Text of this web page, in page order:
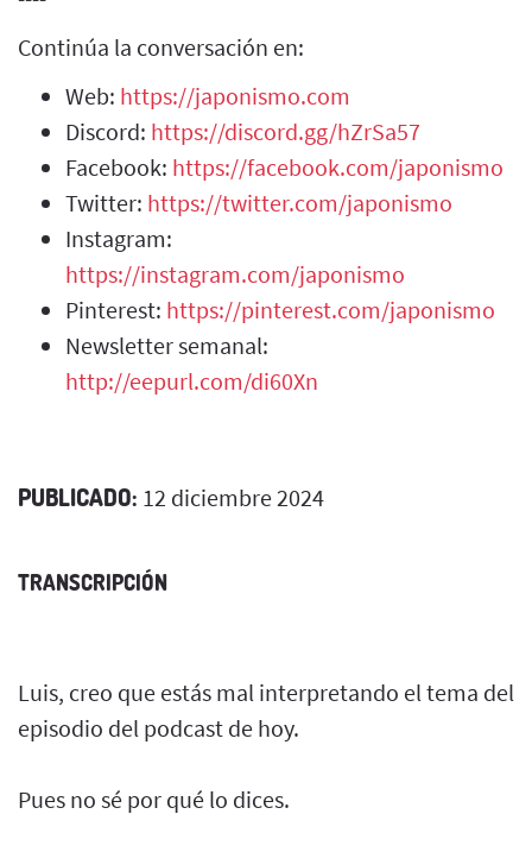
Continúa la conversación en:
Web: https://japonismo.com
Discord: https://discord.gg/hZrSa57
Facebook: https://facebook.com/japonismo
Twitter: https://twitter.com/japonismo
Instagram:
https://instagram.com/japonismo
Pinterest: https://pinterest.com/japonismo
Newsletter semanal:
http://eepurl.com/di60Xn
PUBLICADO: 12 diciembre 2024
TRANSCRIPCIÓN
Luis, creo que estás mal interpretando el tema del
episodio del podcast de hoy.
Pues no sé por qué lo dices.